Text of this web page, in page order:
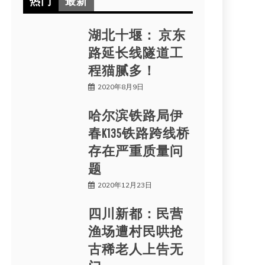
湖北十堰： 京东
路延长线隧道工
程猫腻多！
2020年8月9日
哈尔滨铁路局伊
春K135铁路跨线桥
存在严重质量问
题
2020年12月23日
四川新都：民营
渔场遭村民哄抢
古稀老人上告无